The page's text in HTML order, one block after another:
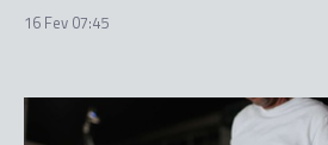
16 Fev 07:45